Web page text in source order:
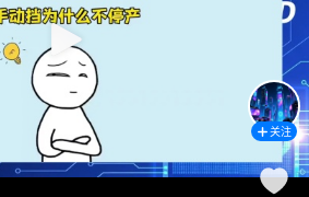
关注